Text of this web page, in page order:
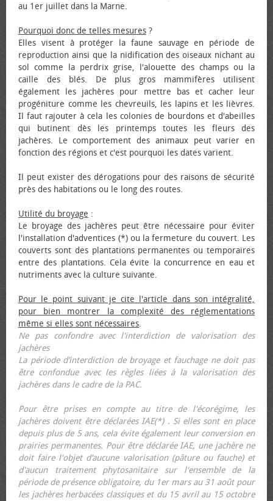
au 1er juillet dans la Marne.
Pourquoi donc de telles mesures ?
Elles visent à protéger la faune sauvage en période de
reproduction ainsi que la nidification des oiseaux nichant au
sol comme la perdrix grise, l'alouette des champs ou la
caille des blés. De plus gros mammifères utilisent
également les jachères pour mettre bas et cacher leur
progéniture comme les chevreuils, les lapins et les lièvres.
Il faut rajouter à cela les colonies de bourdons et d'abeilles
qui butinent dès les printemps toutes les fleurs des
jachères. Le comportement des animaux peut varier en
fonction des régions et c'est pourquoi les dates varient.
Il peut exister des dérogations pour des raisons de sécurité
près des habitations ou le long des routes.
Utilité du broyage :
Le broyage des jachères peut être nécessaire pour éviter
l'installation d'adventices (*) ou la fermeture du couvert. Les
couverts sont des plantations permanentes ou temporaires
entre des plantations. Cela évite la concurrence en eau et
nutriments avec la culture suivante.
Pour le point suivant je cite l'article dans son intégralité,
pour bien montrer la complexité des réglementations
même si elles sont nécessaires.
Ne pas confondre avec l'interdiction de valorisation des
jachères
La période d’interdiction de broyage et fauchage ne doit pas
être confondue avec les règles liées à la valorisation des
jachères dans le cadre de la PAC.
Pour être prises en compte au titre de l'écorégime, les
jachères doivent être déclarées IAE(*) . Si elles sont en place
depuis plus de 5 ans, cela évite également leur conversion en
prairies permanentes. Pour être déclarée IAE, une jachère ne
doit faire l'objet d’aucune valorisation (pâture ou fauche) et
d'aucun traitement phytosanitaire sur l'ensemble de la
période de présence obligatoire, du 1er mars au 31 août pour
les jachères herbacées classiques et du 15 avril au 15 octobre